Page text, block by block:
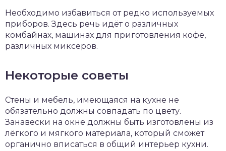
Необходимо избавиться от редко используемых
приборов. Здесь речь идёт о различных
комбайнах, машинах для приготовления кофе,
различных миксеров.
Некоторые советы
Стены и мебель, имеющаяся на кухне не
обязательно должны совпадать по цвету.
Занавески на окне должны быть изготовлены из
лёгкого и мягкого материала, который сможет
органично вписаться в общий интерьер кухни.